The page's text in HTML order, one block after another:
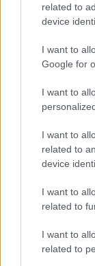
related to
device
I want to
Google for
I want to
I want to
related to
device
I want to
related to
I want to
related to
Senado:
Bárbara Rey ha
GENTE